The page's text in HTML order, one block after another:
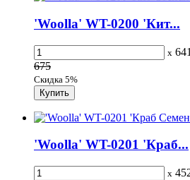
'Woolla' WT-0200 'Кит...
x 641
675
Скидка 5%
'Woolla' WT-0201 'Краб...
x